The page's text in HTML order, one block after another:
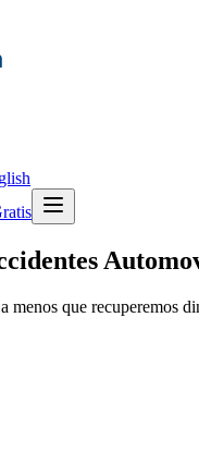
menos que recuperemos